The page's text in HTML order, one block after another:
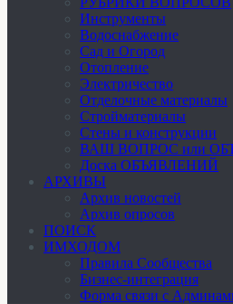
Инструменты
Водоснабжение
Сад и Огород
Отопление
Электричество
Отделочные материалы
Стройматериалы
Стены и конструкции
ВАШ ВОПРОС или
Доска ОБЪЯВЛЕНИЙ
АРХИВЫ
Архив новостей
Архив опросов
ПОИСК
ИМХОДОМ
Правила Сообщества
Бизнес-интеграция
Форма связи с